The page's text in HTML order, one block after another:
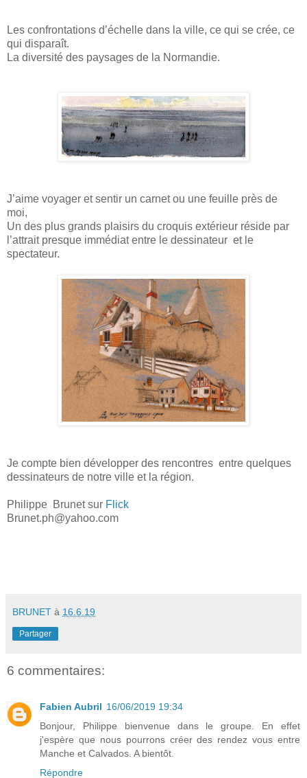
Les confrontations d’échelle dans la ville, ce qui se crée, ce
qui disparaît.
La diversité des paysages de la Normandie.
J’aime voyager et sentir un carnet ou une feuille près de
moi,
Un des plus grands plaisirs du croquis extérieur réside par
l’attrait presque immédiat entre le dessinateur et le
spectateur.
Je compte bien développer des rencontres entre quelques
dessinateurs de notre ville et la région.
Philippe Brunet sur Flick
Brunet.ph@yahoo.com
BRUNET à 16.6.19
Partager
6 commentaires:
Fabien Aubril 16/06/2019 19:34
Bonjour, Philippe bienvenue dans le groupe. En effet
j'espère que nous pourrons créer des rendez vous entre
Manche et Calvados. A bientôt.
Répondre